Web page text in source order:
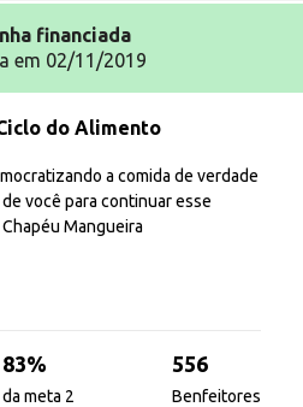
financiada
em 02/11/2019
do Alimento
a comida de verdade
você para continuar esse
Mangueira
83%
da meta 2
556
Benfeitores